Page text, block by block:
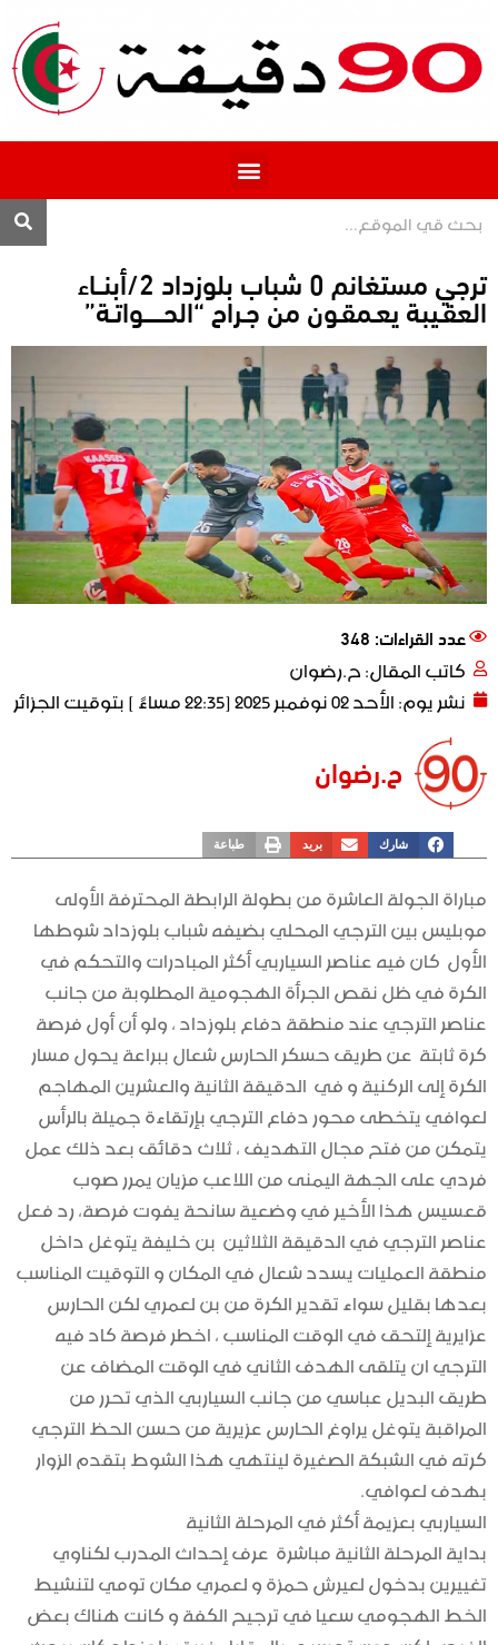
ترجي مستغانم 0 شباب بلوزداد 2/أبنــاء
العقـيبة يعـمقـون من جـراح “الحــــــواتـة”
عدد القراءات: 348
كاتب المقال:ح.رضوان
نشر يوم:الأحد 02 نوفمبر 2025 [22:35 مساءً ] بتوقيت الجزائر
ح.رضوان
شارك بريد طباعة
مباراة الجولة العاشرة من بطولة الرابطة المحترفة الأولى
موبليس بين الترجي المحلي بضيفه شباب بلوزداد شوطها
الأول كان فيه عناصر السياربي أكثر المبادرات والتحكم في
الكرة في ظل نقص الجرأة الهجومية المطلوبة من جانب
عناصر الترجي عند منطقة دفاع بلوزداد ، ولو أن أول فرصة
كرة ثابتة عن طريق حسكر الحارس شعال ببراعة يحول مسار
الكرة إلى الركنية و في الدقيقة الثانية والعشرين المهاجم
لعوافي يتخطى محور دفاع الترجي بإرتقاءة جميلة بالرأس
يتمكن من فتح مجال التهديف ، ثلاث دقائق بعد ذلك عمل
فردي على الجهة اليمنى من اللاعب مزيان يمرر صوب
قعسيس هذا الأخير في وضعية سانحة يفوت فرصة، رد فعل
عناصر الترجي في الدقيقة الثلاثين بن خليفة يتوغل داخل
منطقة العمليات يسدد شعال في المكان و التوقيت المناسب
بعدها بقليل سواء تقدير الكرة من بن لعمري لكن الحارس
عزايرية إلتحق في الوقت المناسب ، اخطر فرصة كاد فيه
الترجي ان يتلقى الهدف الثاني في الوقت المضاف عن
طريق البديل عباسي من جانب السياربي الذي تحرر من
المراقبة يتوغل يراوغ الحارس عزيرية من حسن الحظ الترجي
كرته في الشبكة الصغيرة لينتهي هذا الشوط بتقدم الزوار
بهدف لعوافي.
السياربي بعزيمة أكثر في المرحلة الثانية
بداية المرحلة الثانية مباشرة عرف إحداث المدرب لكناوي
تغييرين بدخول لعيرش حمزة و لعمري مكان تومي لتنشيط
الخط الهجومي سعيا في ترجيح الكفة و كانت هناك بعض